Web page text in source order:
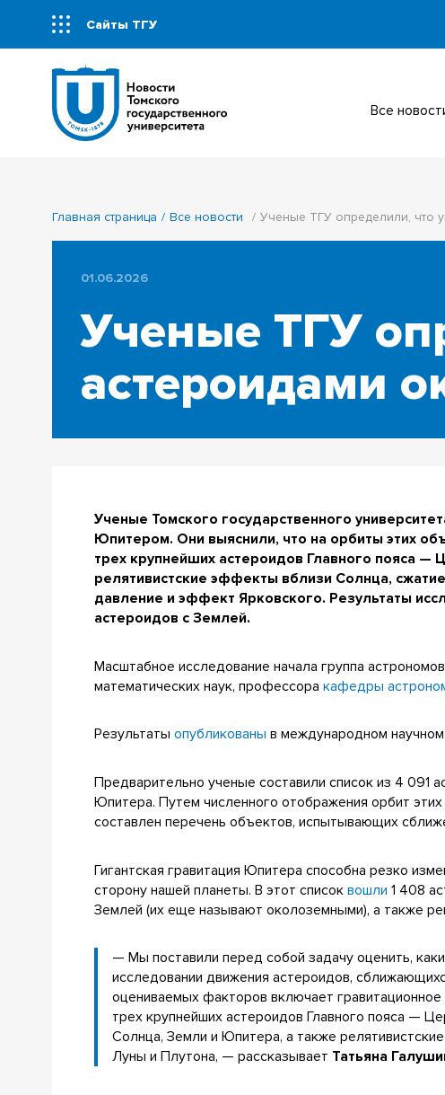
Сайты ТГУ
Все
Главная страница Все новости Ученые ТГУ определили, что
01.06.2026
Ученые ТГУ
астероидами
Ученые Томского государственного
Юпитером. Они выяснили, что на орбиты этих
трех крупнейших астероидов Главного пояса
релятивистские эффекты вблизи Солнца,
давление и эффект Ярковского. Результаты
астероидов с Землей.
Масштабное исследование начала группа
математических наук, профессоракафедры
Результатыопубликованы в международном научном
Предварительно ученые составили список из 4 091
Юпитера. Путем численного отображения орбит
составлен перечень объектов, испытывающих
Гигантская гравитация Юпитера способна резко
сторону нашей планеты. В этот списоквошли 1 408
Землей (их еще называют околоземными), а также
— Мы поставили перед собой задачу оценить,
исследовании движения астероидов,
оцениваемых факторов включает
трех крупнейших астероидов Главного пояса —
Солнца, Земли и Юпитера, а также
Луны и Плутона, — рассказывает Татьяна